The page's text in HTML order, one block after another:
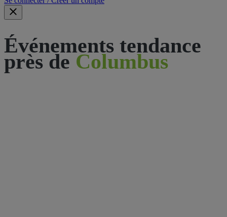
Événements tendance
près de Columbus